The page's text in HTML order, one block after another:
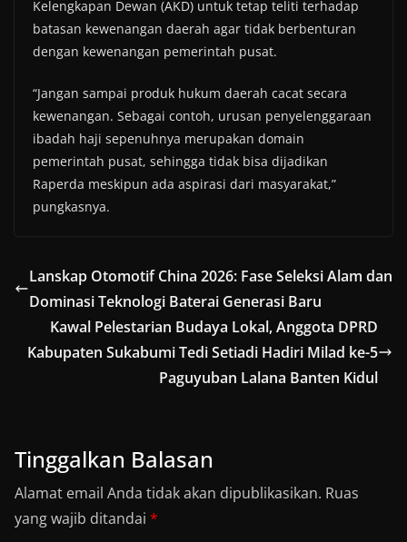
Kelengkapan Dewan (AKD) untuk tetap teliti terhadap
batasan kewenangan daerah agar tidak berbenturan
dengan kewenangan pemerintah pusat.
“Jangan sampai produk hukum daerah cacat secara
kewenangan. Sebagai contoh, urusan penyelenggaraan
ibadah haji sepenuhnya merupakan domain
pemerintah pusat, sehingga tidak bisa dijadikan
Raperda meskipun ada aspirasi dari masyarakat,”
pungkasnya.
Lanskap Otomotif China 2026: Fase Seleksi Alam dan
Dominasi Teknologi Baterai Generasi Baru
Kawal Pelestarian Budaya Lokal, Anggota DPRD
Kabupaten Sukabumi Tedi Setiadi Hadiri Milad ke-5
Paguyuban Lalana Banten Kidul
Tinggalkan Balasan
Alamat email Anda tidak akan dipublikasikan. Ruas
yang wajib ditandai *